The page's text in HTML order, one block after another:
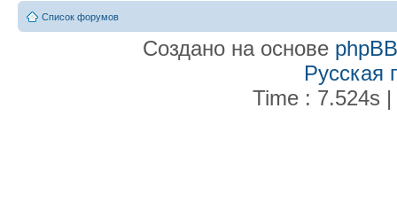
Список форумов
Создано на основе phpBB
Русская
Time : 7.524s